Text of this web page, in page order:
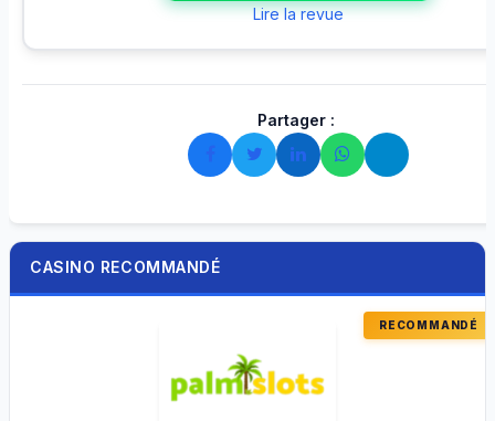
Lire la revue
Partager :
CASINO RECOMMANDÉ